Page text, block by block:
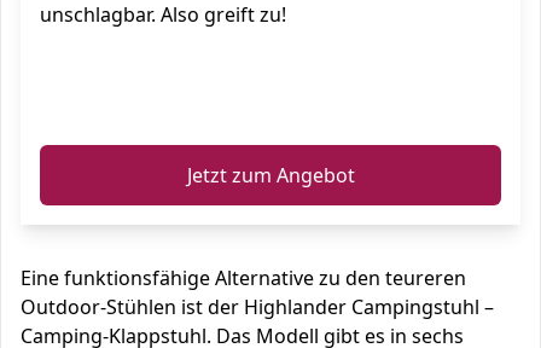
unschlagbar. Also greift zu!
Jetzt zum Angebot
Eine funktionsfähige Alternative zu den teureren
Outdoor-Stühlen ist der Highlander Campingstuhl –
Camping-Klappstuhl. Das Modell gibt es in sechs